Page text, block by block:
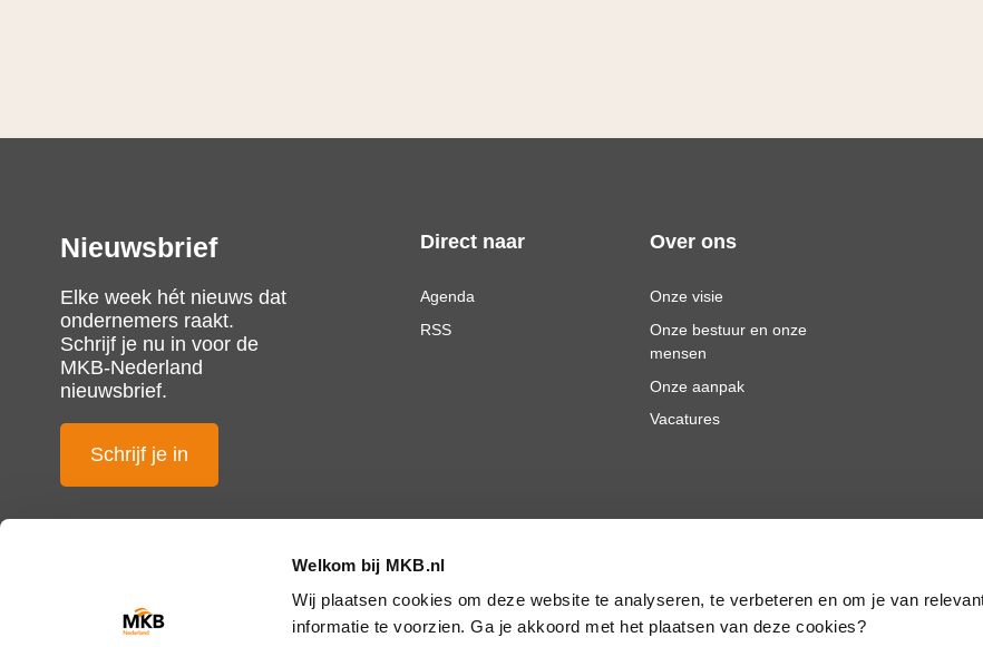
Welkom bij MKB.nl
Wij plaatsen cookies om deze website te analyseren, te verbeteren en om je van
informatie te voorzien. Ga je akkoord met het plaatsen van deze cookies?
Nieuwsbrief
Elke week hét nieuws dat
ondernemers raakt.
Schrijf je nu in voor de
MKB-Nederland
nieuwsbrief.
Schrijf je in
Direct naar
Agenda
RSS
Over ons
Onze visie
Onze bestuur en onze
mensen
Onze aanpak
Vacatures